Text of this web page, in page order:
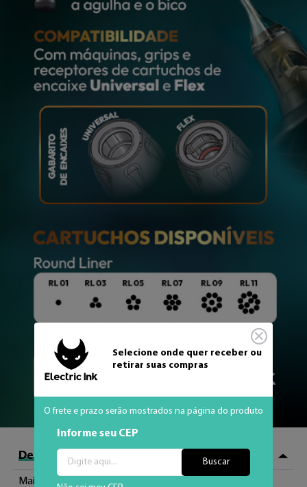
Descrição do Produto
Mais detalhe, mais controle, mais fino do que nunca!
Selecione onde quer receber ou
retirar suas compras
O frete e prazo serão mostrados na página do produto
Informe seu CEP
Buscar